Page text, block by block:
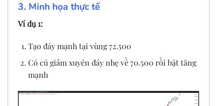
3. Minh họa thực tế
Ví dụ 1:
Tạo đáy mạnh tại vùng 72.500
Có cú giảm xuyên đáy nhẹ về 70.500 rồi bật tăng
mạnh